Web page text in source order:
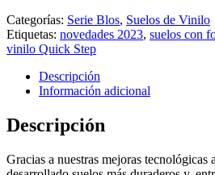
Categorías: Serie Blos, Suelos de Vinilo
Etiquetas: novedades 2023, suelos con
vinilo Quick Step
Descripción
Información adicional
Descripción
Gracias a nuestras mejoras tecnológicas